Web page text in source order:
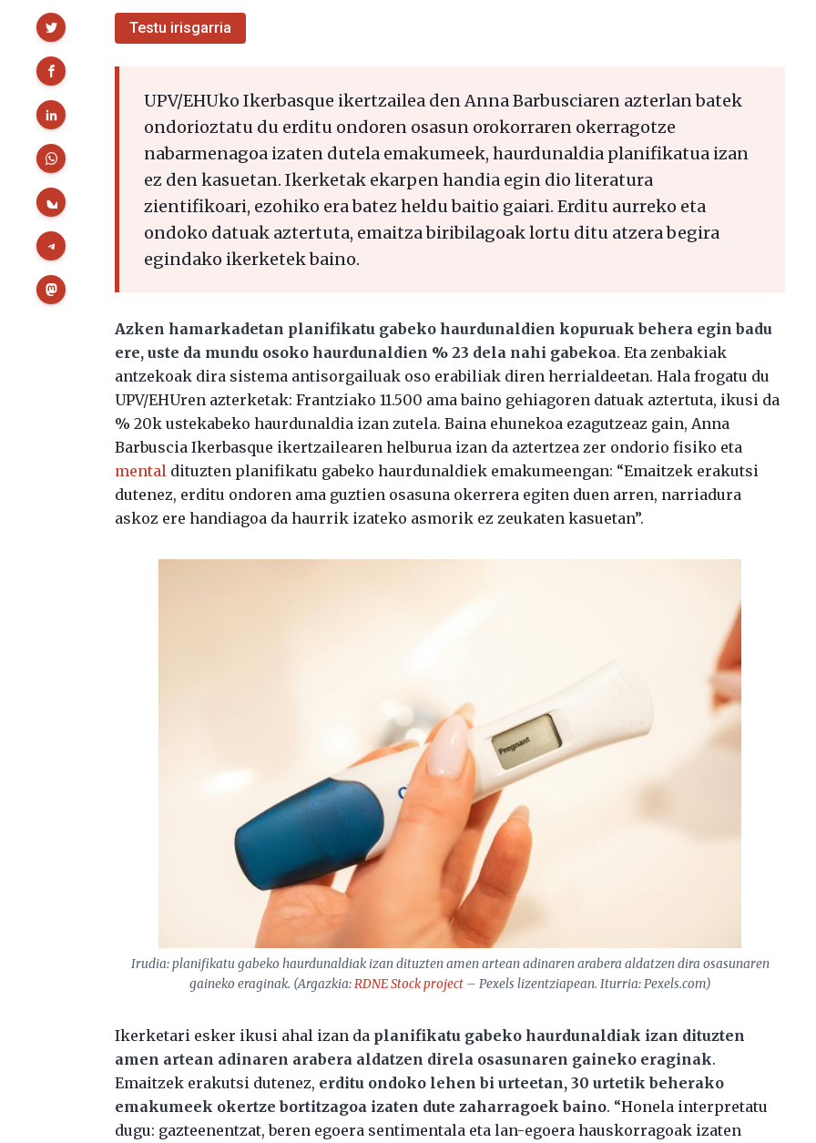
Testu irisgarria
UPV/EHUko Ikerbasque ikertzailea den Anna Barbusciaren azterlan batek
ondorioztatu du erditu ondoren osasun orokorraren okerragotze
nabarmenagoa izaten dutela emakumeek, haurdunaldia planifikatua izan
ez den kasuetan. Ikerketak ekarpen handia egin dio literatura
zientifikoari, ezohiko era batez heldu baitio gaiari. Erditu aurreko eta
ondoko datuak aztertuta, emaitza biribilagoak lortu ditu atzera begira
egindako ikerketek baino.
Azken hamarkadetan planifikatu gabeko haurdunaldien kopuruak behera egin badu
ere, uste da mundu osoko haurdunaldien % 23 dela nahi gabekoa. Eta zenbakiak
antzekoak dira sistema antisorgailuak oso erabiliak diren herrialdeetan. Hala frogatu du
UPV/EHUren azterketak: Frantziako 11.500 ama baino gehiagoren datuak aztertuta, ikusi da
% 20k ustekabeko haurdunaldia izan zutela. Baina ehunekoa ezagutzeaz gain, Anna
Barbuscia Ikerbasque ikertzailearen helburua izan da aztertzea zer ondorio fisiko eta
mental dituzten planifikatu gabeko haurdunaldiek emakumeengan: “Emaitzek erakutsi
dutenez, erditu ondoren ama guztien osasuna okerrera egiten duen arren, narriadura
askoz ere handiagoa da haurrik izateko asmorik ez zeukaten kasuetan”.
Irudia: planifikatu gabeko haurdunaldiak izan dituzten amen artean adinaren arabera aldatzen dira osasunaren
gaineko eraginak. (Argazkia:RDNE Stock project– Pexels lizentziapean. Iturria: Pexels.com)
Ikerketari esker ikusi ahal izan da planifikatu gabeko haurdunaldiak izan dituzten
amen artean adinaren arabera aldatzen direla osasunaren gaineko eraginak.
Emaitzek erakutsi dutenez, erditu ondoko lehen bi urteetan, 30 urtetik beherako
emakumeek okertze bortitzagoa izaten dute zaharragoek baino. “Honela interpretatu
dugu: gazteenentzat, beren egoera sentimentala eta lan-egoera hauskorragoak izaten
Partekatu